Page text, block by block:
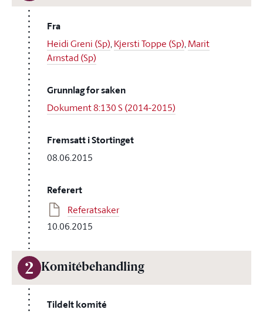
Fra
Heidi Greni (Sp),Kjersti Toppe (Sp),Marit
Arnstad (Sp)
Grunnlag for saken
Dokument 8:130 S (2014-2015)
Fremsatt i Stortinget
08.06.2015
Referert
Referatsaker
10.06.2015
2 Komitébehandling
Tildelt komité